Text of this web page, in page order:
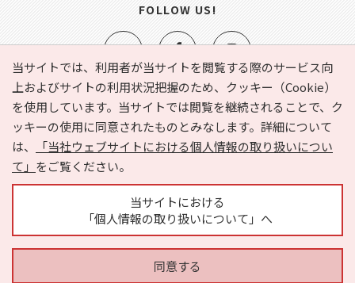
当サイトでは、利用者が当サイトを閲覧する際のサービス向
上およびサイトの利用状況把握のため、クッキー（Cookie）
を使用しています。当サイトでは閲覧を継続されることで、ク
ッキーの使用に同意されたものとみなします。詳細について
は、
「当社ウェブサイトにおける個人情報の取り扱いについ
て」 をご覧ください。
当サイトにおける
「個人情報の取り扱いについて」へ
同意する
e-NAVITA（イーナビタ）とは？ お気に入り
ヘルプ
利用規約
個人情報の取り扱いについて
運営会社
サイトマップ
広告掲載に関するお問い合わせ
FOLLOW US!